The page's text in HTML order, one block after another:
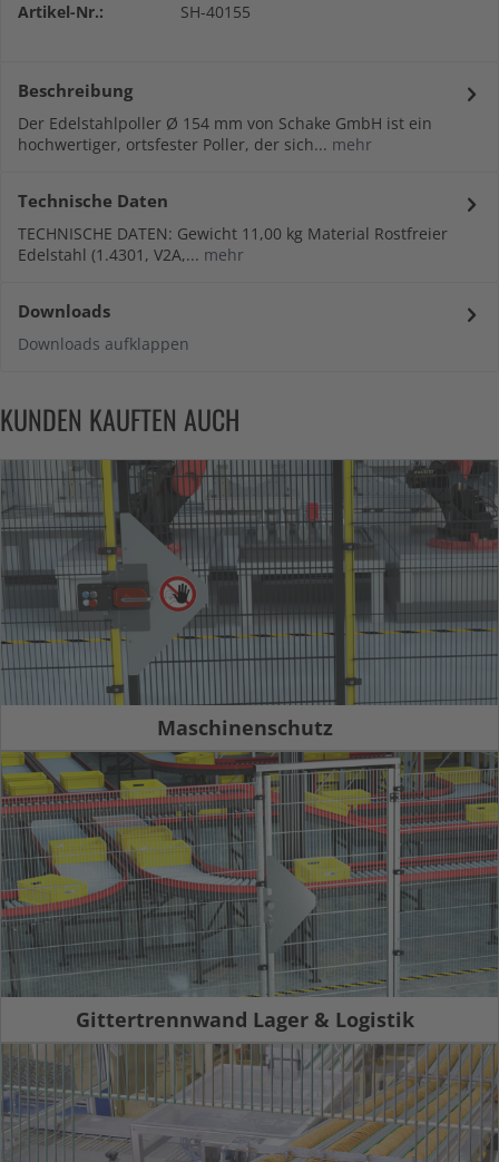
Artikel-Nr.: SH-40155
Beschreibung
Der Edelstahlpoller Ø 154 mm von Schake GmbH ist ein
hochwertiger, ortsfester Poller, der sich... mehr
Technische Daten
TECHNISCHE DATEN: Gewicht 11,00 kg Material Rostfreier
Edelstahl (1.4301, V2A,... mehr
Downloads
Downloads aufklappen
KUNDEN KAUFTEN AUCH
Maschinenschutz
Gittertrennwand Lager & Logistik